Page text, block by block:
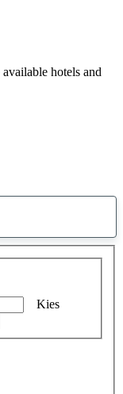
hotels and
Kies